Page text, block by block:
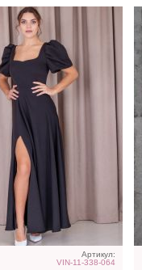
Артикул:
VIN-11-338-064